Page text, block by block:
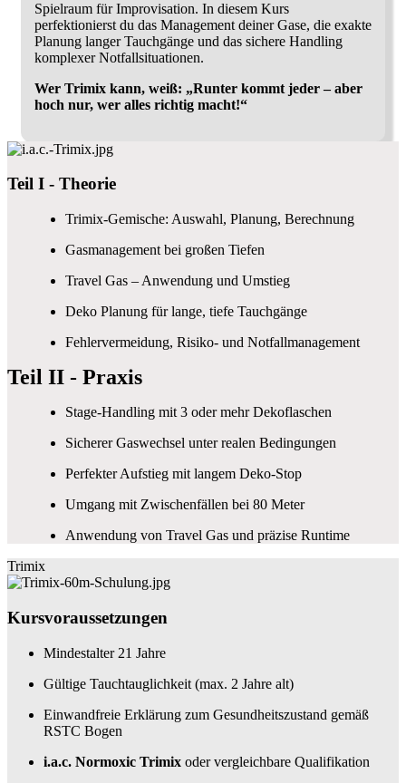
Spielraum für Improvisation. In diesem Kurs
perfektionierst du das Management deiner Gase, die exakte
Planung langer Tauchgänge und das sichere Handling
komplexer Notfallsituationen.
Wer Trimix kann, weiß: „Runter kommt jeder – aber
hoch nur, wer alles richtig macht!“
Teil I - Theorie
Trimix-Gemische: Auswahl, Planung, Berechnung
Gasmanagement bei großen Tiefen
Travel Gas – Anwendung und Umstieg
Deko Planung für lange, tiefe Tauchgänge
Fehlervermeidung, Risiko- und Notfallmanagement
Teil II - Praxis
Stage-Handling mit 3 oder mehr Dekoflaschen
Sicherer Gaswechsel unter realen Bedingungen
Perfekter Aufstieg mit langem Deko-Stop
Umgang mit Zwischenfällen bei 80 Meter
Anwendung von Travel Gas und präzise Runtime
Trimix
Kursvoraussetzungen
Mindestalter 21 Jahre
Gültige Tauchtauglichkeit (max. 2 Jahre alt)
Einwandfreie Erklärung zum Gesundheitszustand gemäß
RSTC Bogen
i.a.c. Normoxic Trimix oder vergleichbare Qualifikation